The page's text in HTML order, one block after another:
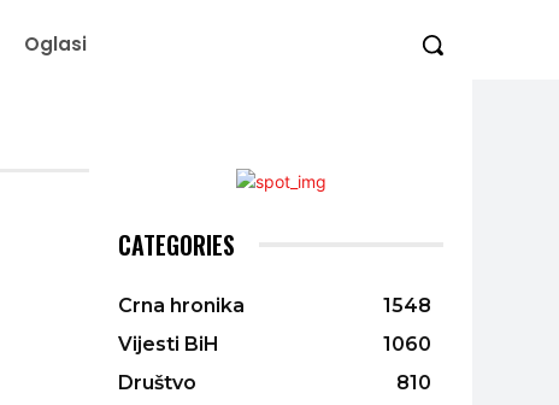
Oglasi
CATEGORIES
Crna hronika
1548
Vijesti BiH
1060
Društvo
810